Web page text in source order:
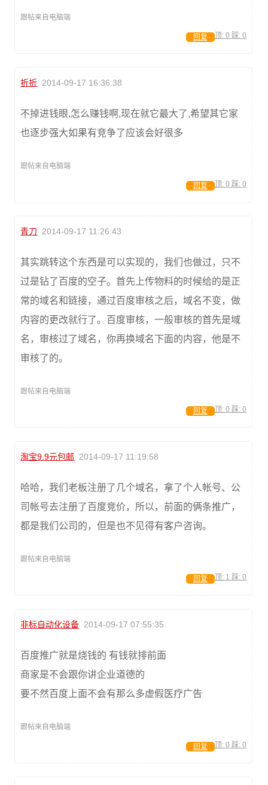
跟帖来自电脑端
顶: 0 踩: 0
回复
折折 2014-09-17 16:36:38
不掉进钱眼,怎么赚钱啊,现在就它最大了,希望其它家
也逐步强大如果有竞争了应该会好很多
跟帖来自电脑端
顶: 0 踩: 0
回复
青刀 2014-09-17 11:26:43
其实跳转这个东西是可以实现的，我们也做过，只不
过是钻了百度的空子。首先上传物料的时候给的是正
常的域名和链接，通过百度审核之后，域名不变，做
内容的更改就行了。百度审核，一般审核的首先是域
名，审核过了域名，你再换域名下面的内容，他是不
审核了的。
跟帖来自电脑端
顶: 0 踩: 0
回复
淘宝9.9元包邮 2014-09-17 11:19:58
哈哈，我们老板注册了几个域名，拿了个人帐号、公
司帐号去注册了百度竞价，所以，前面的俩条推广，
都是我们公司的，但是也不见得有客户咨询。
跟帖来自电脑端
顶: 1 踩: 0
回复
非标自动化设备 2014-09-17 07:55:35
百度推广就是烧钱的 有钱就排前面
商家是不会跟你讲企业道德的
要不然百度上面不会有那么多虚假医疗广告
跟帖来自电脑端
顶: 0 踩: 0
回复